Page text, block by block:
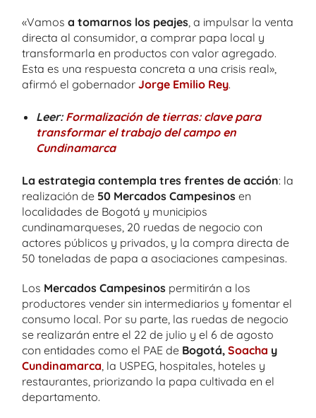
«Vamos a tomarnos los peajes , a impulsar la venta
directa al consumidor, a comprar papa local y
transformarla en productos con valor agregado.
Esta es una respuesta concreta a una crisis real»,
afirmó el gobernador Jorge Emilio Rey.
Leer: Formalización de tierras: clave para
transformar el trabajo del campo en
Cundinamarca
La estrategia contempla tres frentes de acción: la
realización de 50 Mercados Campesinos en
localidades de Bogotá y municipios
cundinamarqueses, 20 ruedas de negocio con
actores públicos y privados, y la compra directa de
50 toneladas de papa a asociaciones campesinas.
Los Mercados Campesinos permitirán a los
productores vender sin intermediarios y fomentar el
consumo local. Por su parte, las ruedas de negocio
se realizarán entre el 22 de julio y el 6 de agosto
con entidades como el PAE de Bogotá, Soacha y
Cundinamarca , la USPEG, hospitales, hoteles y
restaurantes, priorizando la papa cultivada en el
departamento.